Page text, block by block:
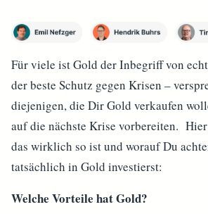
Für viele ist Gold der Inbegriff von
der beste Schutz gegen Krisen –
diejenigen, die Dir Gold verkaufen
auf die nächste Krise vorbereiten.
das wirklich so ist und worauf Du
tatsächlich in Gold investierst:
Welche Vorteile hat Gold?